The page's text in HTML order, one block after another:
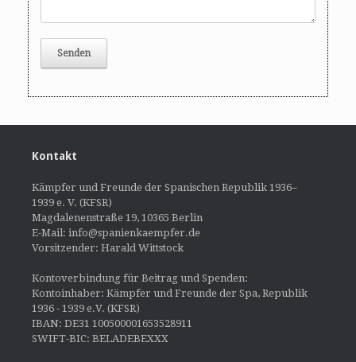
Kontakt
Kämpfer und Freunde der Spanischen Republik 1936–
1939 e. V. (KFSR)
Magdalenenstraße 19, 10365 Berlin
E-Mail: info@spanienkaempfer.de
Vorsitzender: Harald Wittstock
Kontoverbindung für Beitrag und Spenden:
Kontoinhaber: Kämpfer und Freunde der Spa, Republik
1936 - 1939 e.V. (KFSR)
IBAN: DE31 100500001653528911
SWIFT-BIC: BELADEBEXXX